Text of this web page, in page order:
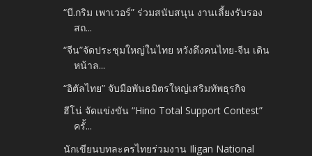
“บี.กริม เพาเวอร์” ร่วมสนับสนุน งานเลี้ยงรับรอง
สถ...
“จีน”จัดประชุมใหญ่ในไทย หวังดึงคนไทย-จีน เดิน
หน้าล...
“อิตัลไทย” จับมือพันธมิตรใหญ่เสริมทัพธุรกิจ
ฮีโน่ จัดแข่งขัน “Hino Total Support Contest”
ครั้...
นักเขียนบทละครไทยร่วมงาน Iligan National